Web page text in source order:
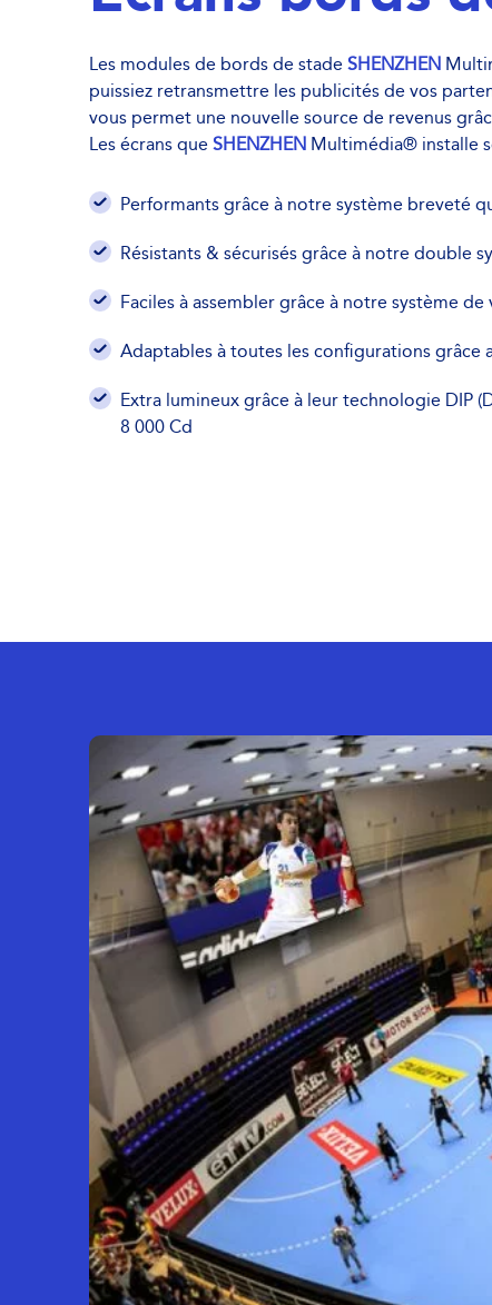
Les modules de bords de stade SHENZHEN
puissiez retransmettre les publicités de vos
vous permet une nouvelle source de revenus
Les écrans que SHENZHEN Multimédia® installe
Performants grâce à notre système breveté
Résistants & sécurisés grâce à notre double
Faciles à assembler grâce à notre système
Adaptables à toutes les configurations grâce
Extra lumineux grâce à leur technologie DIP
8 000 Cd